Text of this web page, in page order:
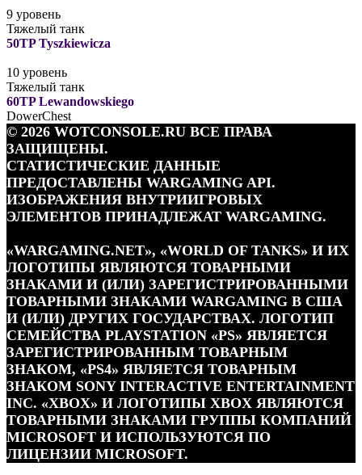
9 уровень
Тяжелый танк
50TP Tyszkiewicza
10 уровень
Тяжелый танк
60TP Lewandowskiego
DowerChest
© 2026 WOTCONSOLE.RU ВСЕ ПРАВА
ЗАЩИЩЕНЫ.
СТАТИСТИЧЕСКИЕ ДАННЫЕ
ПРЕДОСТАВЛЕНЫ WARGAMING API.
ИЗОБРАЖЕНИЯ ВНУТРИИГРОВЫХ
ЭЛЕМЕНТОВ ПРИНАДЛЕЖАТ WARGAMING.
«WARGAMING.NET», «WORLD OF TANKS» И ИХ
ЛОГОТИПЫ ЯВЛЯЮТСЯ ТОВАРНЫМИ
ЗНАКАМИ И (ИЛИ) ЗАРЕГИСТРИРОВАННЫМИ
ТОВАРНЫМИ ЗНАКАМИ WARGAMING В США
И (ИЛИ) ДРУГИХ ГОСУДАРСТВАХ. ЛОГОТИП
СЕМЕЙСТВА PLAYSTATION «PS» ЯВЛЯЕТСЯ
ЗАРЕГИСТРИРОВАННЫМ ТОВАРНЫМ
ЗНАКОМ, «PS4» ЯВЛЯЕТСЯ ТОВАРНЫМ
ЗНАКОМ SONY INTERACTIVE ENTERTAINMENT
INC. «XBOX» И ЛОГОТИПЫ XBOX ЯВЛЯЮТСЯ
ТОВАРНЫМИ ЗНАКАМИ ГРУППЫ КОМПАНИЙ
MICROSOFT И ИСПОЛЬЗУЮТСЯ ПО
ЛИЦЕНЗИИ MICROSOFT.